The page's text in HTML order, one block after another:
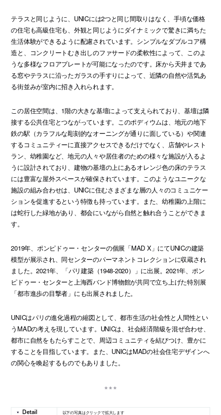
テラスと同じように、UNICには2つと同じ間取りはなく、手頃な価格
の住宅も高級住宅も、外観と同じようにダイナミックで驚きに満ちた
生活体験ができるように配慮されています。シンプルなダブルコア構
造と、コンクリートむき出しのファサードの柔軟性によって、このよ
うな多様なフロアプレートが可能になったのです。床から天井まであ
る窓やテラスに沿ったガラスの手すりによって、近隣の自然や活気あ
る街並みが室内に招き入れられます。
この居住空間は、1階の大きな基壇によって支えられており、基壇は隣
接する公共住宅とつながっています。このポディウムは、地元の地下
鉄の駅（カラフルな彫刻的なオーニングが通りに面している）や関連
するコミュニティーに直接アクセスできるだけでなく、店舗やレスト
ラン、幼稚園など、地元の人々や居住者のための様々な施設が入るよ
うに設計されており、建物の基壇の上にあるオレンジ色の床のテラス
には豊富な屋外スペースが確保されています。このようなユニークな
施設の組み合わせは、UNICに住むさまざまな層の人々のコミュニケー
ションを促進するという特徴も持っています。また、幼稚園の上階に
は蛇行した緑地があり、都会にいながら自然と触れ合うことができま
す。
2019年、ポンピドゥー・センターの個展「MAD X」にてUNICの建築
模型が展示され、同センターのパーマネントコレクションに収蔵され
ました。2021年、「パリ建築（1948-2020）」に出展。2021年、ポン
ピドゥー・センターと上海西バンド博物館が共同で立ち上げた特別展
「都市進歩の目撃者」にも出展されました。
UNICはパリの進化過程の縮図として、都市生活の社会性と人間性とい
うMADの考えを現しています。UNICは、社会経済階級を混ぜ合わせ、
都市に自然をもたらすことで、周辺コミュニティを結びつけ、豊かに
することを目指しています。また、UNICはMADの社会住宅デザインへ
の関心を喚起するものでもありました。
以下の写真はクリックで拡大します